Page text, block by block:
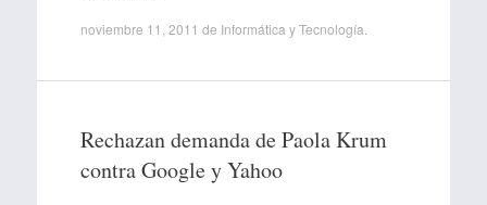
noviembre 11, 2011 de Informática y Tecnología
Rechazan demanda de Paola Krum
contra Google y Yahoo